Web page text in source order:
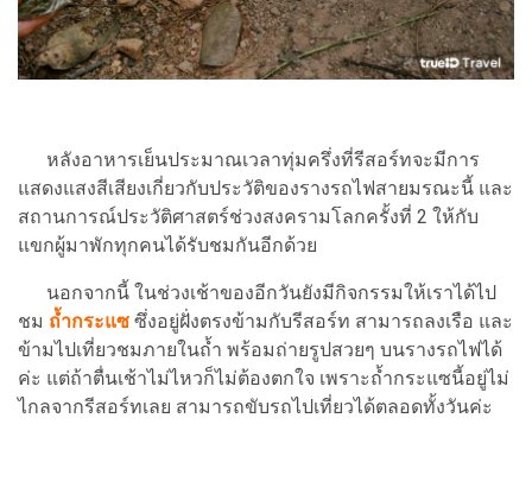
หลังอาหารเย็นประมาณเวลาทุ่มครึ่งที่รีสอร์ทจะมีการ
แสดงแสงสีเสียงเกี่ยวกับประวัติของรางรถไฟสายมรณะนี้ และ
สถานการณ์ประวัติศาสตร์ช่วงสงครามโลกครั้งที่ 2 ให้กับ
แขกผู้มาพักทุกคนได้รับชมกันอีกด้วย
นอกจากนี้ ในช่วงเช้าของอีกวันยังมีกิจกรรมให้เราได้ไป
ชม ถ้ำกระแซ ซึ่งอยู่ฝั่งตรงข้ามกับรีสอร์ท สามารถลงเรือ และ
ข้ามไปเที่ยวชมภายในถ้ำ พร้อมถ่ายรูปสวยๆ บนรางรถไฟได้
ค่ะ แต่ถ้าตื่นเช้าไม่ไหวก็ไม่ต้องตกใจ เพราะถ้ำกระแซนี้อยู่ไม่
ไกลจากรีสอร์ทเลย สามารถขับรถไปเที่ยวได้ตลอดทั้งวันค่ะ